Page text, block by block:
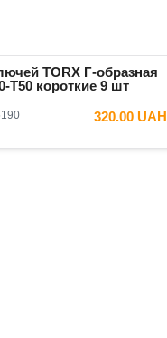
TORX Г-образная
Т50 короткие 9 шт
320.00 UAH
В КОРЗИНУ